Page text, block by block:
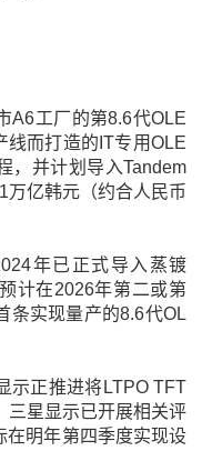
A6工厂的第8.6代OLE
线而打造的IT专用OLE
，并计划导入Tandem
万亿韩元（约合人民币
年已正式导入蒸镀
计在2026年第二或第
条实现量产的8.6代OL
示正推进将LTPO TFT
三星显示已开展相关评
在明年第四季度实现设